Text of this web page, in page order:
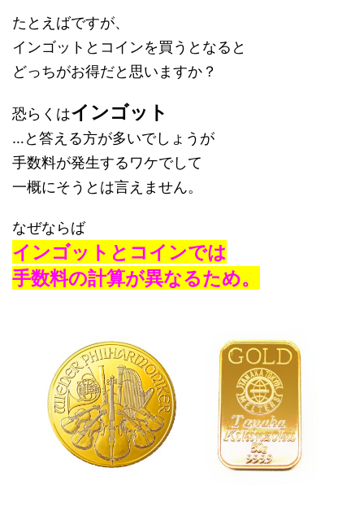
たとえばですが、
インゴットとコインを買うとなると
どっちがお得だと思いますか？
恐らくはインゴット
…と答える方が多いでしょうが
手数料が発生するワケでして
一概にそうとは言えません。
なぜならば
インゴットとコインでは
手数料の計算が異なるため。